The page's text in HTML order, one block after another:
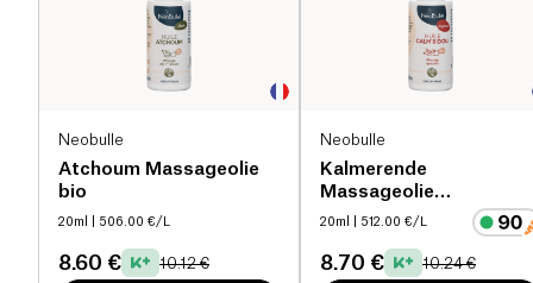
Neobulle
Atchoum Massageolie
bio
20ml | 506.00 €/L
8.60 € 10.12 €
Neobulle
Kalmerende
Massageolie
Calm'Bidou bio
20ml | 512.00 €/L
8.70 € 10.24 €